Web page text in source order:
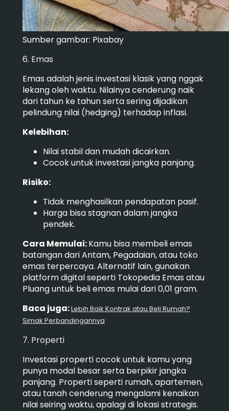
Sumber gambar: Pixabay
6. Emas
Emas adalah jenis investasi klasik yang nggak
lekang oleh waktu. Nilainya cenderung naik
dari tahun ke tahun serta sering dijadikan
pelindung nilai (hedging) terhadap inflasi.
Kelebihan:
Nilai stabil dan mudah dicairkan.
Cocok untuk investasi jangka panjang.
Risiko:
Tidak menghasilkan pendapatan pasif.
Harga bisa stagnan dalam jangka
pendek.
Cara Memulai:Kamu bisa membeli emas
batangan dari Antam, Pegadaian, atau toko
emas terpercaya. Alternatif lain, gunakan
platform digital seperti Tokopedia Emas atau
Pluang untuk beli emas mulai dari 0,01 gram.
Baca juga:Lebih Baik Kontrak atau Beli Rumah?
Simak Perbandingannya
7. Properti
Investasi properti cocok untuk kamu yang
punya modal besar serta berpikir jangka
panjang. Properti seperti rumah, apartemen,
atau tanah cenderung mengalami kenaikan
nilai seiring waktu, apalagi di lokasi strategis.